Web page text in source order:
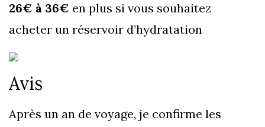
26€ à 36€ en plus si vous souhaitez
acheter un réservoir d’hydratation
Avis
Après un an de voyage, je confirme les